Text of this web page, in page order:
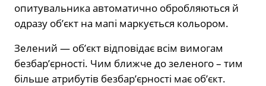
опитувальника автоматично обробляються й
одразу об’єкт на мапі маркується кольором.
Зелений — об’єкт відповідає всім вимогам
безбар’єрності. Чим ближче до зеленого – тим
більше атрибутів безбарʼєрності має обʼєкт.